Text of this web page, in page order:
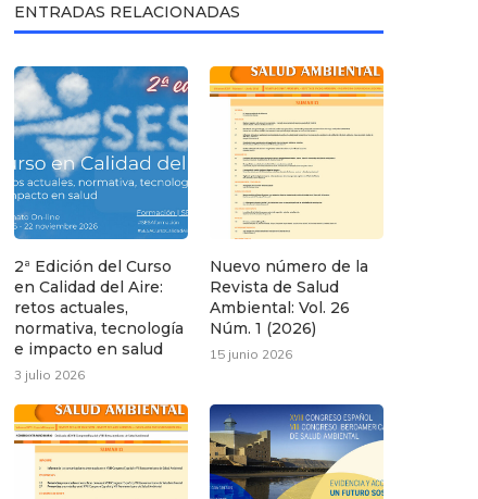
ENTRADAS RELACIONADAS
2ª Edición del Curso
en Calidad del Aire:
retos actuales,
normativa, tecnología
e impacto en salud
3 julio 2026
Nuevo número de la
Revista de Salud
Ambiental: Vol. 26
Núm. 1 (2026)
15 junio 2026